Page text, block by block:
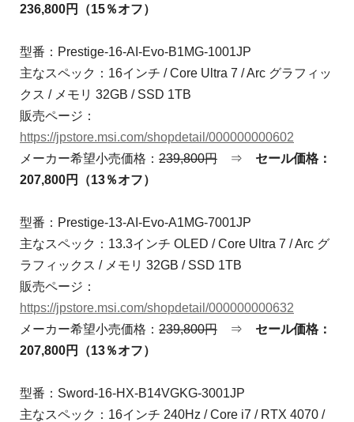
236,800円（15％オフ）
型番：Prestige-16-AI-Evo-B1MG-1001JP
主なスペック：16インチ / Core Ultra 7 / Arc グラフィッ
クス / メモリ 32GB / SSD 1TB
販売ページ：
https://jpstore.msi.com/shopdetail/000000000602
メーカー希望小売価格： 239,800円 ⇒ セール価格：
207,800円（13％オフ）
型番：Prestige-13-AI-Evo-A1MG-7001JP
主なスペック：13.3インチ OLED / Core Ultra 7 / Arc グ
ラフィックス / メモリ 32GB / SSD 1TB
販売ページ：
https://jpstore.msi.com/shopdetail/000000000632
メーカー希望小売価格： 239,800円 ⇒ セール価格：
207,800円（13％オフ）
型番：Sword-16-HX-B14VGKG-3001JP
主なスペック：16インチ 240Hz / Core i7 / RTX 4070 /